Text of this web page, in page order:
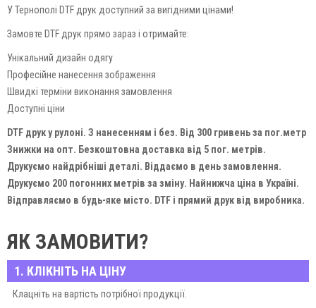
У Тернополі DTF друк доступний за вигідними цінами!
Замовте DTF друк прямо зараз і отримайте:
Унікальний дизайн одягу
Професійне нанесення зображення
Швидкі терміни виконання замовлення
Доступні ціни
DTF друк у рулоні. З нанесенням і без. Від 300 гривень за пог.метр
Знижки на опт. Безкоштовна доставка від 5 пог. метрів.
Друкуємо найдрібніші деталі. Віддаємо в день замовлення.
Друкуємо 200 погонних метрів за зміну. Найнижча ціна в Україні.
Відправляємо в будь-яке місто. DTF і прямий друк від виробника.
ЯК ЗАМОВИТИ?
1. КЛІКНІТЬ НА ЦІНУ
Клацніть на вартість потрібної продукції.